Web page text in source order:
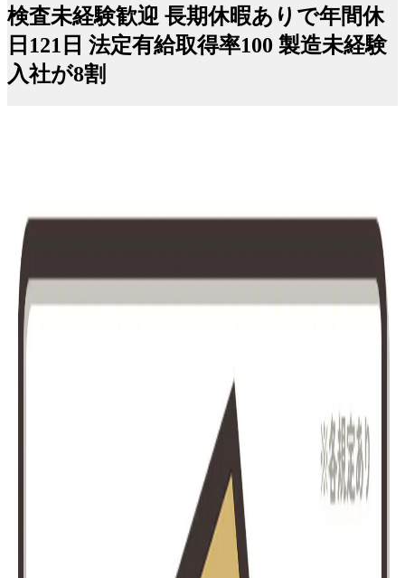
検査未経験歓迎 長期休暇ありで年間休
日121日 法定有給取得率100 製造未経験
入社が8割